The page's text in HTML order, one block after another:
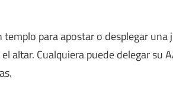
templo para apostar o desplegar
altar. Cualquiera puede delegar su